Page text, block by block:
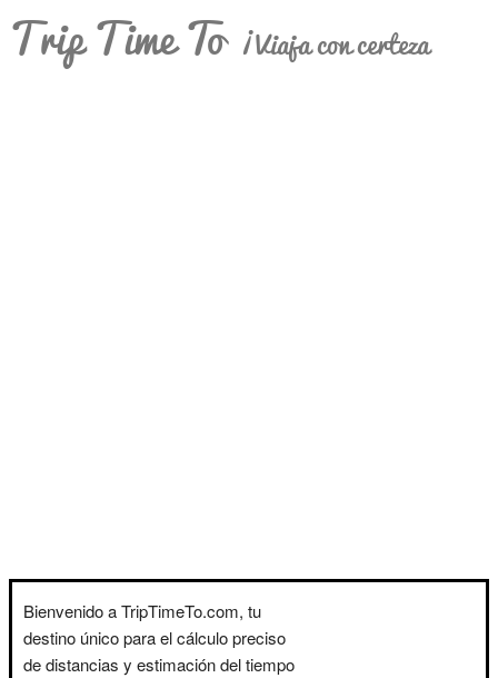
Trip Time To ¡Viaja con certeza
Bienvenido a TripTimeTo.com, tu
destino único para el cálculo preciso
de distancias y estimación del tiempo